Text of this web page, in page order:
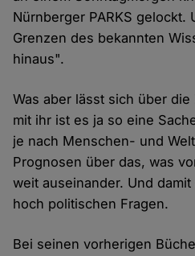
Nürnberger PARKS gelockt.
Grenzen des bekannten
hinaus".
Was aber lässt sich über
mit ihr ist es ja so eine
je nach Menschen- und
Prognosen über das, was
weit auseinander. Und
hoch politischen Fragen.
Bei seinen vorherigen